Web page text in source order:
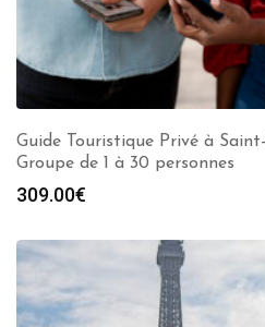
Guide Touristique Privé à
Groupe de 1 à 30 personnes
309.00€